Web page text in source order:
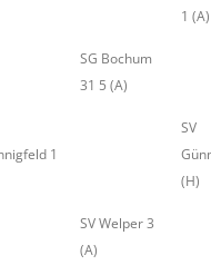
1 (A)
SG Bochum
31 5 (A)
1
SV
(H)
SV Welper 3
(A)